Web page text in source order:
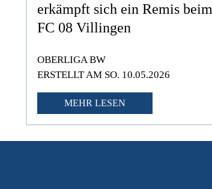
erkämpft sich ein Remis beim
FC 08 Villingen
OBERLIGA BW
ERSTELLT AM SO. 10.05.2026
MEHR LESEN